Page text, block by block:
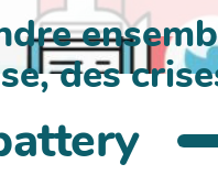
des